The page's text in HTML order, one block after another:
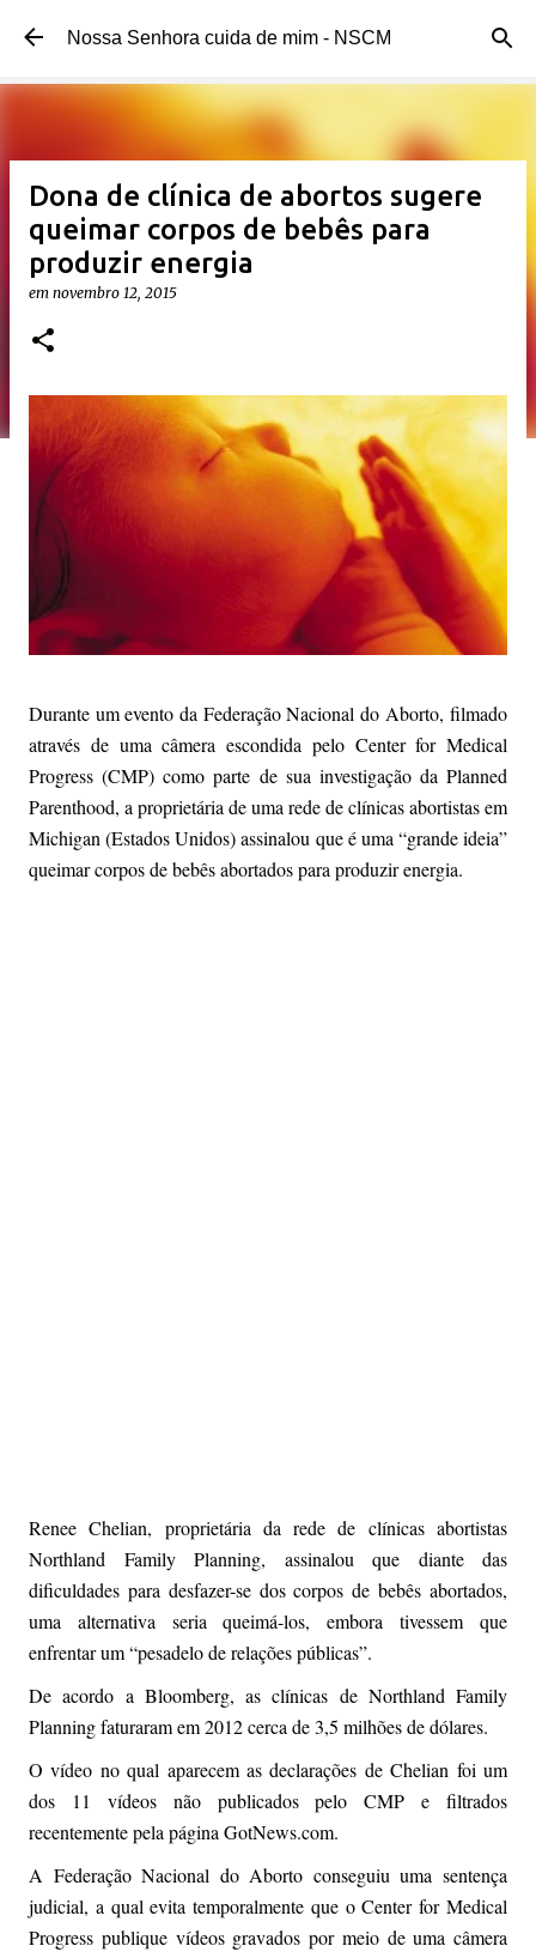
Pular para o conteúdo principal
Nossa Senhora cuida de mim - NSCM
Dona de clínica de abortos sugere
queimar corpos de bebês para
produzir energia
em novembro 12, 2015
Durante um evento da Federação Nacional do Aborto, filmado
através de uma câmera escondida pelo Center for Medical
Progress (CMP) como parte de sua investigação da Planned
Parenthood, a proprietária de uma rede de clínicas abortistas em
Michigan (Estados Unidos) assinalou que é uma “grande ideia”
queimar corpos de bebês abortados para produzir energia.
Renee Chelian, proprietária da rede de clínicas abortistas
Northland Family Planning, assinalou que diante das
dificuldades para desfazer-se dos corpos de bebês abortados,
uma alternativa seria queimá-los, embora tivessem que
enfrentar um “pesadelo de relações públicas”.
De acordo a Bloomberg, as clínicas de Northland Family
Planning faturaram em 2012 cerca de 3,5 milhões de dólares.
O vídeo no qual aparecem as declarações de Chelian foi um
dos 11 vídeos não publicados pelo CMP e filtrados
recentemente pela página GotNews.com.
A Federação Nacional do Aborto conseguiu uma sentença
judicial, a qual evita temporalmente que o Center for Medical
Progress publique vídeos gravados por meio de uma câmera